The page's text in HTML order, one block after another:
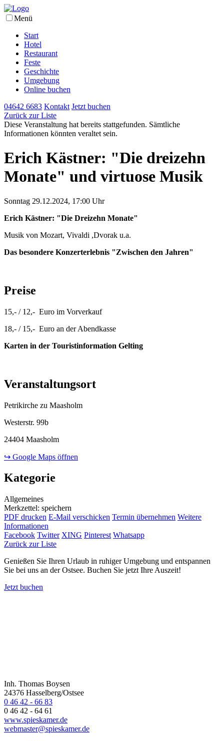
Menü
Start
Hotel
Restaurant
Feste
Geschichte
Umgebung
Online buchen
04642 6683 Kontakt Jetzt buchen
Zurück zur Liste
Diese Veranstaltung hat bereits stattgefunden. Sämtliche
Informationen könnten veraltet sein.
Erich Kästner: "Die dreizehn
Monate" und virtuose Musik
Sonntag 29.12.2024, 17:00 Uhr
Erich Kästner: "Die Dreizehn Monate"
Musik von Mozart, Vivaldi ,Dvorak u.a.
Das besondere Konzerterlebnis "Zwischen den Jahren"
Preise
15,- / 12,- Euro im Vorverkauf
18,- / 15,- Euro an der Abendkasse
Karten in der Touristinformation Gelting
Veranstaltungsort
Petrikirche zu Maasholm
Westerstr. 99b
24404 Maasholm
↪ Google Maps öffnen
Kategorie
Allgemeines
Merkzettel: speichern
PDF drucken E-Mail verschicken Termin übernehmen Weitere
Informationen
Facebook Twitter XING Pinterest Whatsapp
Zurück zur Liste
Genießen Sie Ihren Urlaub in ruhiger Umgebung und entspannen
Sie bei uns an der Ostsee. Buchen Sie jetzt Ihre Auszeit!
Jetzt buchen
Inh. Thomas Boysen
24376 Hasselberg/Ostsee
0 46 42 - 66 83
0 46 42 - 64 61
www.spieskamer.de
webmaster@spieskamer.de